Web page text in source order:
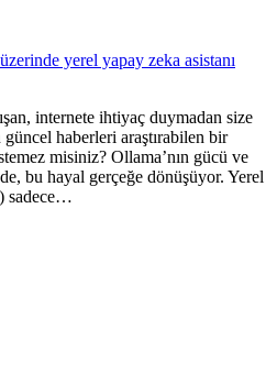
internete ihtiyaç duymadan size
haberleri araştırabilen bir
misiniz? Ollama’nın gücü ve
bu hayal gerçeğe dönüşüyor. Yerel
sadece…